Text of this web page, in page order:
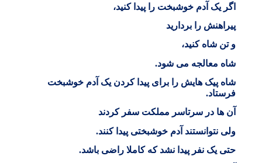
اگر یک آدم خوشبخت را پیدا کنید،
پیراهنش را بردارید
و تن شاه کنید،
شاه معالجه می شود.
شاه پیک هایش را برای پیدا کردن یک آدم خوشبخت
فرستاد.
آن ها در سرتاسر مملکت سفر کردند
ولی نتوانستند آدم خوشبختی پیدا کنند.
حتی یک نفر پیدا نشد که کاملا راضی باشد.